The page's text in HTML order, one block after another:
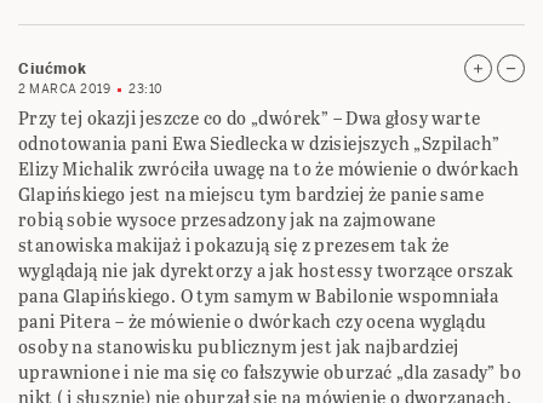
Ciućmok
2 MARCA 2019 23:10
Przy tej okazji jeszcze co do „dwórek” – Dwa głosy warte
odnotowania pani Ewa Siedlecka w dzisiejszych „Szpilach”
Elizy Michalik zwróciła uwagę na to że mówienie o dwórkach
Glapińskiego jest na miejscu tym bardziej że panie same
robią sobie wysoce przesadzony jak na zajmowane
stanowiska makijaż i pokazują się z prezesem tak że
wyglądają nie jak dyrektorzy a jak hostessy tworzące orszak
pana Glapińskiego. O tym samym w Babilonie wspomniała
pani Pitera – że mówienie o dwórkach czy ocena wyglądu
osoby na stanowisku publicznym jest jak najbardziej
uprawnione i nie ma się co fałszywie oburzać „dla zasady” bo
nikt ( i słusznie) nie oburzał się na mówienie o dworzanach,